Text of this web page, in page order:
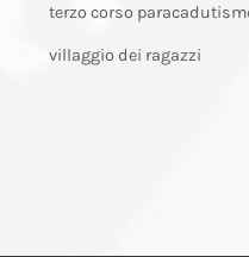
terzo corso
villaggio dei ragazzi